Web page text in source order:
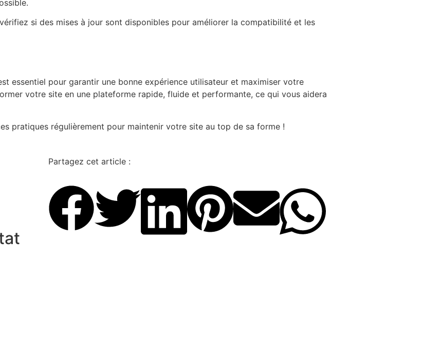
si des mises à jour sont disponibles pour améliorer la compatibilité et les
essentiel pour garantir une bonne expérience utilisateur et maximiser votre
votre site en une plateforme rapide, fluide et performante, ce qui vous aidera
pratiques régulièrement pour maintenir votre site au top de sa forme !
Partagez cet article :